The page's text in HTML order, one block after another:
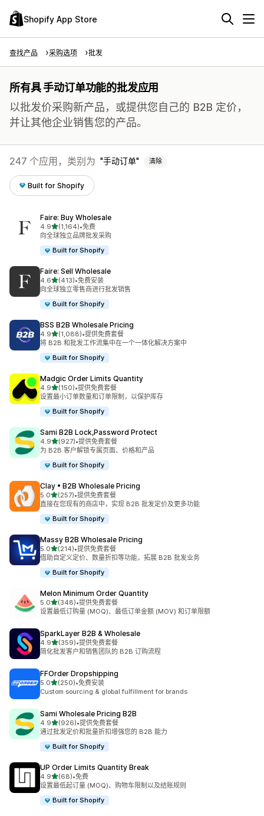
Shopify App Store
查找产品 采购选项 批发
所有具 手动订单功能的批发应用
以批发价采购新产品，或提供您自己的 B2B 定价，
并让其他企业销售您的产品。
247 个应用，类别为 手动订单 清除
Built for Shopify
Faire: Buy Wholesale
4.9星（满分 5 星）
(1,164)
总共 1164 条评论
•免费
向全球独立品牌批发采购
Built for Shopify
Faire: Sell Wholesale
4.6星（满分 5 星）
(413)
总共 413 条评论
•免费安装
向全球独立零售商进行批发销售
Built for Shopify
BSS B2B Wholesale Pricing
4.9星（满分 5 星）
(1,088)
总共 1088 条评论
•提供免费套餐
将 B2B 和批发工作流集中在一个一体化解决方案中
Built for Shopify
Madgic Order Limits Quantity
4.9星（满分 5 星）
(150)
总共 150 条评论
•提供免费套餐
设置最小订单数量和订单限制，以保护库存
Built for Shopify
Sami B2B Lock,Password Protect
4.9星（满分 5 星）
(927)
总共 927 条评论
•提供免费套餐
为 B2B 客户解锁专属页面、价格和产品
Built for Shopify
Clay • B2B Wholesale Pricing
5.0星（满分 5 星）
(257)
总共 257 条评论
•提供免费套餐
直接在您现有的商店中，实现 B2B 批发定价及更多功能
Built for Shopify
Massy B2B Wholesale Pricing
5.0星（满分 5 星）
(214)
总共 214 条评论
•提供免费套餐
借助自定义定价、数量折扣等功能，拓展 B2B 批发业务
Built for Shopify
Melon Minimum Order Quantity
5.0星（满分 5 星）
(348)
总共 348 条评论
•提供免费套餐
设置最低订购量 (MOQ)、最低订单金额 (MOV) 和订单限额
SparkLayer B2B & Wholesale
4.9星（满分 5 星）
(359)
总共 359 条评论
•提供免费套餐
简化批发客户和销售团队的 B2B 订购流程
FFOrder Dropshipping
5.0星（满分 5 星）
(250)
总共 250 条评论
•免费安装
Custom sourcing & global fulfillment for brands
Sami Wholesale Pricing B2B
4.9星（满分 5 星）
(926)
总共 926 条评论
•提供免费套餐
通过批发定价和批量折扣增强您的 B2B 能力
Built for Shopify
UP Order Limits Quantity Break
4.9星（满分 5 星）
(68)
总共 68 条评论
•免费
设置最低起订量 (MOQ)、购物车限制以及结账规则
Built for Shopify